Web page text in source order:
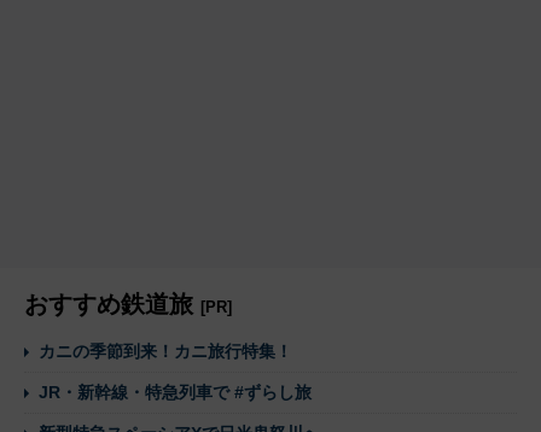
おすすめ鉄道旅 [PR]
カニの季節到来！カニ旅行特集！
JR・新幹線・特急列車で #ずらし旅